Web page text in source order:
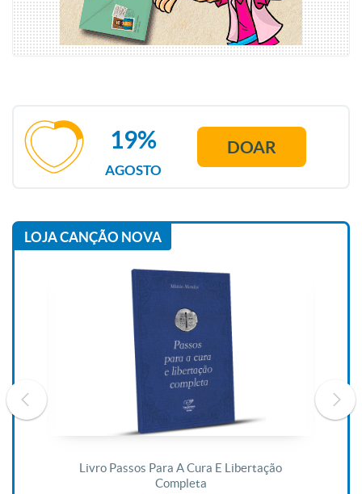
AGOSTO
19% DOAR
LOJA CANÇÃO NOVA
Livro Passos Para A Cura E Libertação
Completa